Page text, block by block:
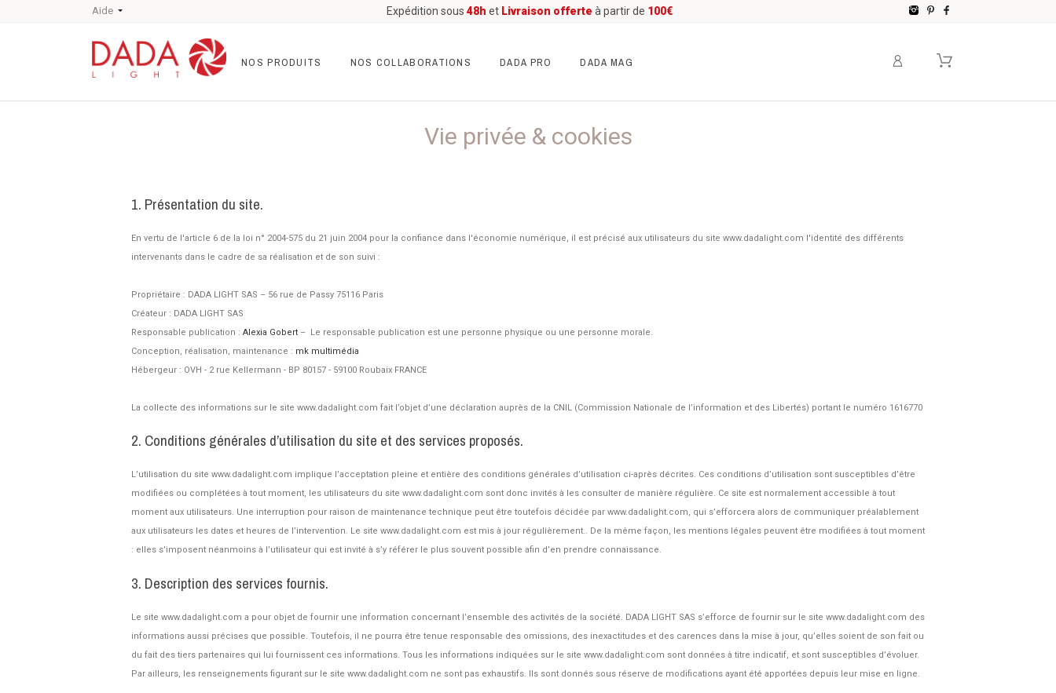
Aide Expédition sous 48h et Livraison offerte à partir de 100€ Instagram
Pinterest
Facebook
NOS PRODUITS NOS COLLABORATIONS DADA PRO DADA MAG
Vie privée & cookies
1. Présentation du site.
En vertu de l'article 6 de la loi n° 2004-575 du 21 juin 2004 pour la confiance dans l'économie numérique, il est précisé aux utilisateurs du site www.dadalight.com l'identité des différents
intervenants dans le cadre de sa réalisation et de son suivi :
Propriétaire : DADA LIGHT SAS – 56 rue de Passy 75116 Paris
Créateur : DADA LIGHT SAS
Responsable publication : Alexia Gobert – Le responsable publication est une personne physique ou une personne morale.
Conception, réalisation, maintenance : mk multimédia
Hébergeur : OVH - 2 rue Kellermann - BP 80157 - 59100 Roubaix FRANCE
La collecte des informations sur le site www.dadalight.com fait l’objet d’une déclaration auprès de la CNIL (Commission Nationale de l’information et des Libertés) portant le numéro 1616770
2. Conditions générales d’utilisation du site et des services proposés.
L’utilisation du site www.dadalight.com implique l’acceptation pleine et entière des conditions générales d’utilisation ci-après décrites. Ces conditions d’utilisation sont susceptibles d’être
modifiées ou complétées à tout moment, les utilisateurs du site www.dadalight.com sont donc invités à les consulter de manière régulière. Ce site est normalement accessible à tout
moment aux utilisateurs. Une interruption pour raison de maintenance technique peut être toutefois décidée par www.dadalight.com, qui s’efforcera alors de communiquer préalablement
aux utilisateurs les dates et heures de l’intervention. Le site www.dadalight.com est mis à jour régulièrement.. De la même façon, les mentions légales peuvent être modifiées à tout moment
: elles s’imposent néanmoins à l’utilisateur qui est invité à s’y référer le plus souvent possible afin d’en prendre connaissance.
3. Description des services fournis.
Le site www.dadalight.com a pour objet de fournir une information concernant l’ensemble des activités de la société. DADA LIGHT SAS s’efforce de fournir sur le site www.dadalight.com des
informations aussi précises que possible. Toutefois, il ne pourra être tenue responsable des omissions, des inexactitudes et des carences dans la mise à jour, qu’elles soient de son fait ou
du fait des tiers partenaires qui lui fournissent ces informations. Tous les informations indiquées sur le site www.dadalight.com sont données à titre indicatif, et sont susceptibles d’évoluer.
Par ailleurs, les renseignements figurant sur le site www.dadalight.com ne sont pas exhaustifs. Ils sont donnés sous réserve de modifications ayant été apportées depuis leur mise en ligne.